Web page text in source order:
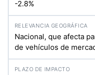
-2.8%
Nacional, que afecta
de vehículos de